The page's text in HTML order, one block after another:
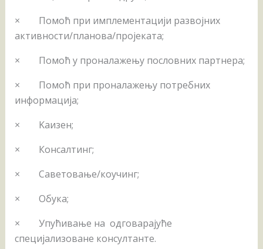
× Помоћ при имплементацији развојних
активности/планова/пројеката;
× Помоћ у проналажењу пословних партнера;
× Помоћ при проналажењу потребних
информација;
× Kаизен;
× Консалтинг;
× Саветовање/коучинг;
× Обука;
× Упућивање на одговарајуће
специјализоване консултанте.